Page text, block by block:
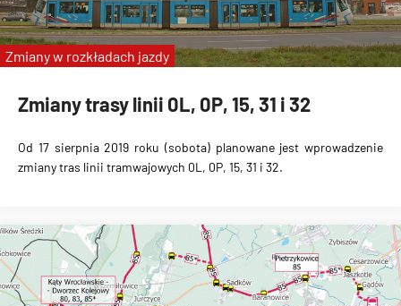
Partynice
Zmiany trasy linii 0L, 0P, 15, 31 i 32
Od 17 sierpnia 2019 roku (sobota) planowane jest wprowadzenie
zmiany tras linii tramwajowych 0L, 0P, 15, 31 i 32.
Zmiany w rozkładach jazdy